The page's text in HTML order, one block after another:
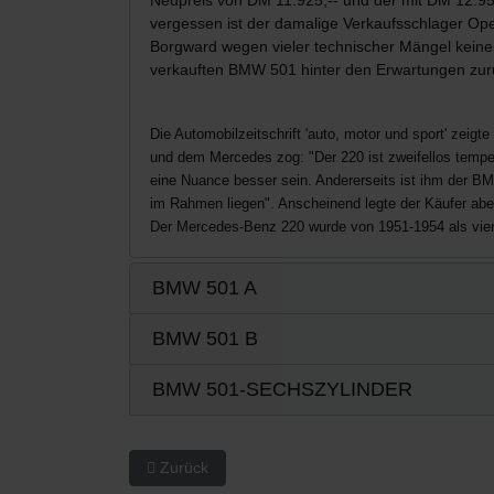
vergessen ist der damalige Verkaufsschlager
Borgward wegen vieler technischer Mängel
verkauften BMW 501 hinter den Erwartungen
Die Automobilzeitschrift 'auto, motor und sport'
und dem Mercedes zog: "Der 220 ist zweifellos
eine Nuance besser sein. Andererseits ist ihm der
im Rahmen liegen". Anscheinend legte der Käufer
Der Mercedes-Benz 220 wurde von 1951-1954 als
BMW 501 A
BMW 501 B
BMW 501-SECHSZYLINDER
Vorheriger Beitrag: 6-Zylinder Baureihe
Zurück